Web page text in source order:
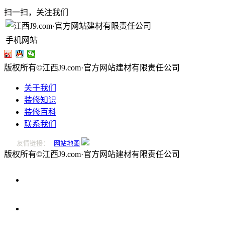
扫一扫，关注我们
手机网站
版权所有©江西J9.com·官方网站建材有限责任公司
关于我们
装修知识
装修百科
联系我们
友情链接： 网站地图
版权所有©江西J9.com·官方网站建材有限责任公司